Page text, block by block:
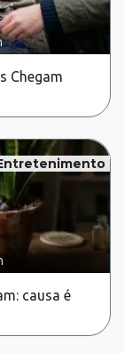
Chegam
causa é